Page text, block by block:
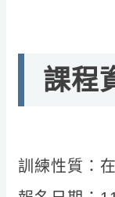
課程
訓練性質：